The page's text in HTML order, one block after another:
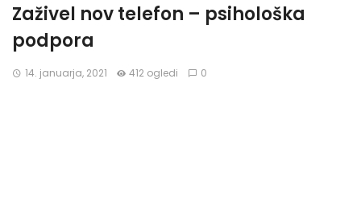
Zaživel nov telefon – psihološka
podpora
14. januarja, 2021 412 ogledi 0